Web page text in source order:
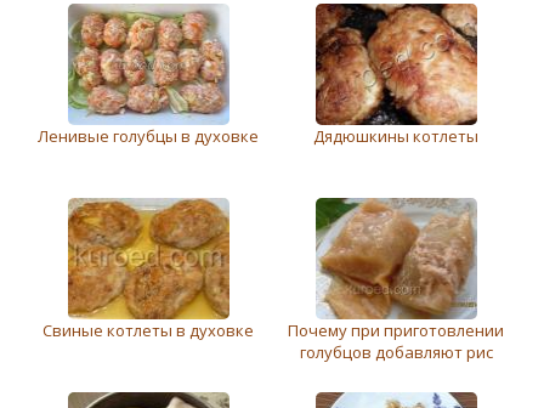
Ленивые голубцы в духовке Дядюшкины котлеты
Свиные котлеты в духовке
Почему при приготовлении
голубцов добавляют рис